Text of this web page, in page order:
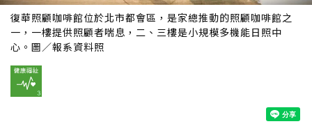
復華照顧咖啡館位於北市都會區，是家總推動的照顧咖啡館之
一，一樓提供照顧者喘息，二、三樓是小規模多機能日照中
心。圖／報系資料照